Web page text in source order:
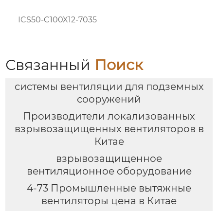
ICS50-C100X12-7035
Связанный Поиск
системы вентиляции для подземных
сооружений
Производители локализованных
взрывозащищенных вентиляторов в
Китае
взрывозащищенное
вентиляционное оборудование
4-73 Промышленные вытяжные
вентиляторы цена в Китае